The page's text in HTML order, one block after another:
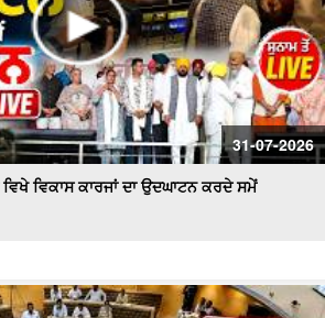
31-07-2026
ਵਿਕਾਸ ਕਾਰਜਾਂ ਦਾ ਉਦਘਾਟਨ ਕਰਦੇ ਸਮੇਂ